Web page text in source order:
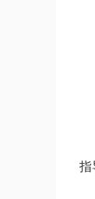
指